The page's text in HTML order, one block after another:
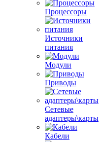
Процессоры
Источники
питания
Модули
Приводы
Сетевые
адаптеры\карты
Кабели